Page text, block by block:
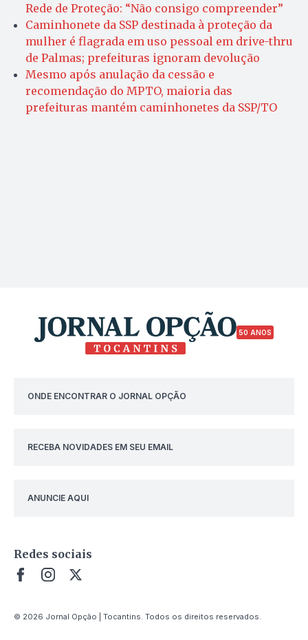
Rede de Proteção: “Não consigo compreender”
Caminhonete da SSP destinada à proteção da
mulher é flagrada em uso pessoal em drive-thru
de Palmas; prefeituras ignoram devolução
Mesmo após anulação da cessão e
recomendação do MPTO, maioria das
prefeituras mantém caminhonetes da SSP/TO
50 ANOS
ONDE ENCONTRAR O JORNAL OPÇÃO
RECEBA NOVIDADES EM SEU EMAIL
ANUNCIE AQUI
Redes sociais
© 2026 Jornal Opção | Tocantins. Todos os direitos reservados.